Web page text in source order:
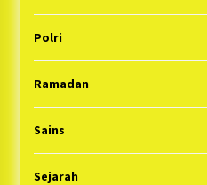
Polri
Ramadan
Sains
Sejarah